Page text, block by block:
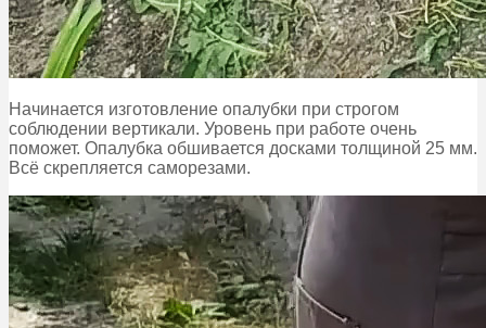
Начинается изготовление опалубки при строгом
соблюдении вертикали. Уровень при работе очень
поможет. Опалубка обшивается досками толщиной 25 мм.
Всё скрепляется саморезами.